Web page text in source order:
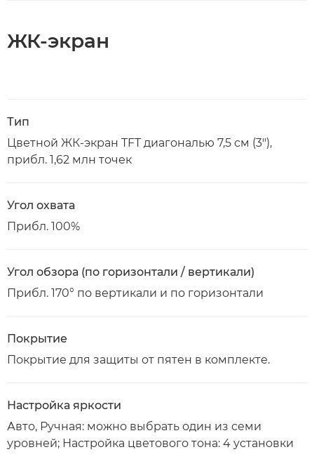
ЖК-экран
Тип
Цветной ЖК-экран TFT диагональю 7,5 см (3"),
прибл. 1,62 млн точек
Угол охвата
Прибл. 100%
Угол обзора (по горизонтали / вертикали)
Прибл. 170° по вертикали и по горизонтали
Покрытие
Покрытие для защиты от пятен в комплекте.
Настройка яркости
Авто, Ручная: можно выбрать один из семи
уровней; Настройка цветового тона: 4 установки